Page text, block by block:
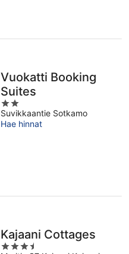
Vuokatti Booking
Suites
2
out
of
Suvikkaantie Sotkamo
Hae hinnat
Kajaani Cottages
3.5